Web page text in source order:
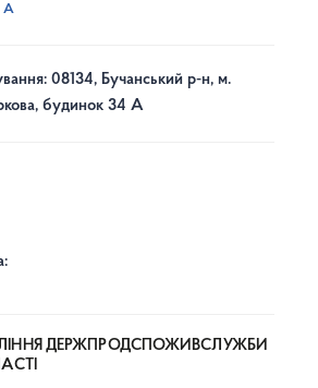
А
08134, Бучанський р-н, м.
будинок 34 А
ДЕРЖПРОДСПОЖИВСЛУЖБИ